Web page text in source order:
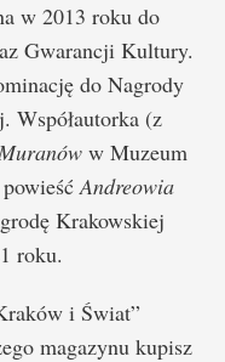
w 2013 roku do
Gwarancji Kultury.
do Nagrody
Współautorka (z
w Muzeum
Andreowia
Krakowskiej
roku.
i Świat”
magazynu kupisz